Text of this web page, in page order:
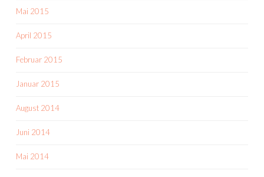
Mai 2015
April 2015
Februar 2015
Januar 2015
August 2014
Juni 2014
Mai 2014